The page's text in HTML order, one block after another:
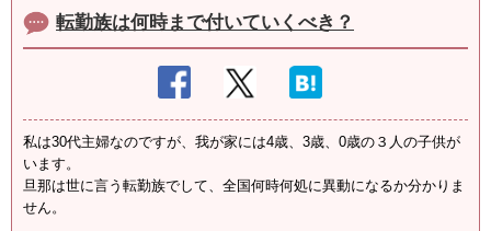
転勤族は何時まで付いていくべき？
私は30代主婦なのですが、我が家には4歳、3歳、0歳の３人の子供が
います。
旦那は世に言う転勤族でして、全国何時何処に異動になるか分かりま
せん。